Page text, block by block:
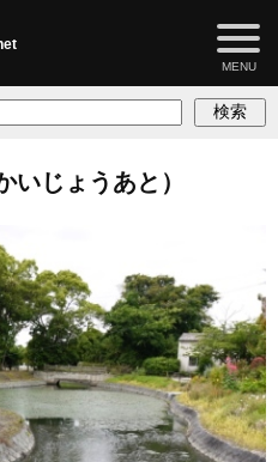
検索
いじょうあと）